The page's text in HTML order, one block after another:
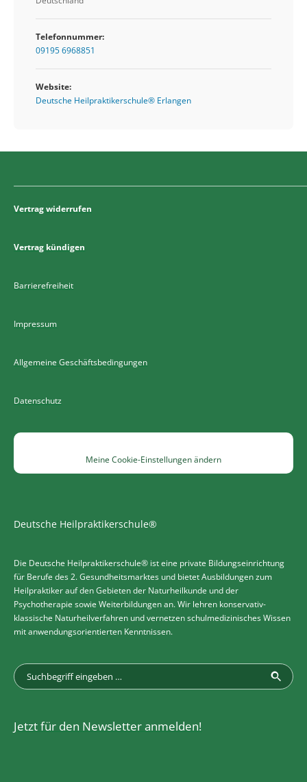
Telefonnummer:
09195 6968851
Website:
Deutsche Heilpraktikerschule® Erlangen
Vertrag widerrufen
Vertrag kündigen
Barrierefreiheit
Impressum
Allgemeine Geschäftsbedingungen
Datenschutz
Meine Cookie-Einstellungen ändern
Deutsche Heilpraktikerschule®
Die Deutsche Heilpraktikerschule® ist eine private Bildungseinrichtung
für Berufe des 2. Gesundheitsmarktes und bietet Ausbildungen zum
Heilpraktiker auf den Gebieten der Naturheilkunde und der
Psychotherapie sowie Weiterbildungen an. Wir lehren konservativ-
klassische Naturheilverfahren und vernetzen schulmedizinisches Wissen
mit anwendungsorientierten Kenntnissen.
Jetzt für den Newsletter anmelden!